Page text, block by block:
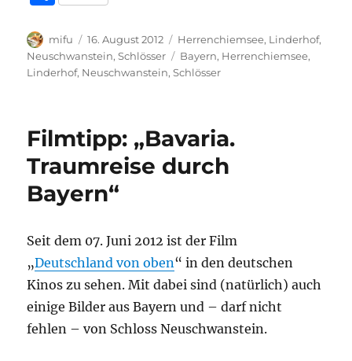
e
b
o
te
r
A
p
o
n
W
h
Li
r
a
d
I
n
g
le
n
Autor
mifu
Veröffentlicht
am
16. August 2012 Kategorien
Herrenchiemsee, Linderhof,
Neuschwanstein,Schlösser Schlagwörter
Bayern, Herrenchiemsee,
Linderhof, Neuschwanstein,Schlösser
Filmtipp: „Bavaria.
Traumreise durch
Bayern“
Seit dem 07. Juni 2012 ist der Film
„Deutschland von oben“ in den deutschen
Kinos zu sehen. Mit dabei sind (natürlich) auch
einige Bilder aus Bayern und – darf nicht
fehlen – von Schloss Neuschwanstein.